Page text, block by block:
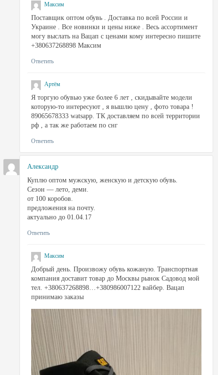
Максим
Поставщик оптом обувь . Доставка по всей России и
Украине . Все новинки и цены ниже . Весь ассортимент
могу выслать на Вацап с ценами кому интересно пишите
+380637268898 Максим
Ответить
Артём
Я торгую обувью уже более 6 лет , скидывайте модели
которую-то интересуют , я вышлю цену , фото товара !
89065678333 watsapp. ТК доставляем по всей территории
рф , а так же работаем по снг
Ответить
Александр
Куплю оптом мужскую, женскую и детскую обувь.
Сезон — лето, деми.
от 100 коробов.
предложения на почту.
актуально до 01.04.17
Ответить
Максим
Добрый день. Произвожу обувь кожаную. Транспортная
компания доставит товар до Москвы рынок Садовод мой
тел. +380637268898…+380986007122 вайбер. Вацап
принимаю заказы